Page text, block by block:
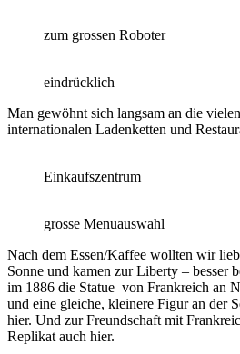
zum grossen Roboter
eindrücklich
Man gewöhnt sich langsam an die
internationalen Ladenketten und
Einkaufszentrum
grosse Menuauswahl
Nach dem Essen/Kaffee wollten wir
Sonne und kamen zur Liberty – besser
im 1886 die Statue von Frankreich an
und eine gleiche, kleinere Figur an der
hier. Und zur Freundschaft mit
Replikat auch hier.